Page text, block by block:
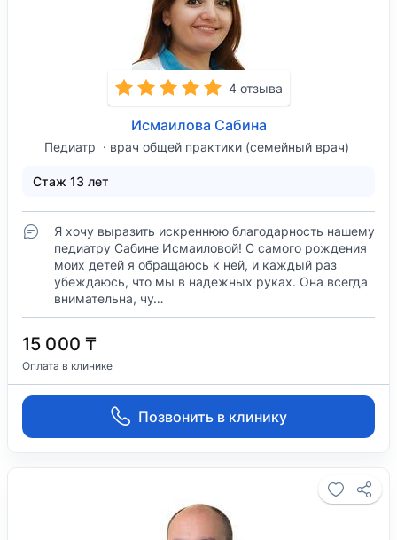
4 отзыва
Исмаилова Сабина
Педиатр врач общей практики (семейный врач)
Стаж 13 лет
Я хочу выразить искреннюю благодарность нашему
педиатру Сабине Исмаиловой! С самого рождения
моих детей я обращаюсь к ней, и каждый раз
убеждаюсь, что мы в надежных руках. Она всегда
внимательна, чу…
15 000 ₸
Оплата в клинике
Позвонить в клинику